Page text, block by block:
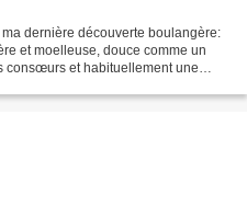
dernière découverte boulangère:
et moelleuse, douce comme un
consœurs et habituellement une